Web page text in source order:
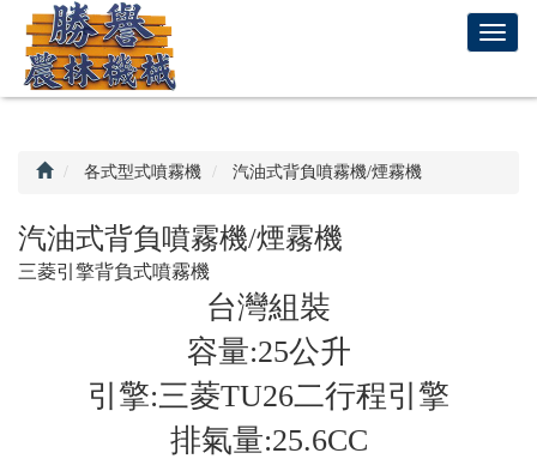
T
回
首
頁
各式型式噴霧機 汽油式背負噴霧機/煙霧機
汽油式背負噴霧機/煙霧機
三菱引擎背負式噴霧機
台灣組裝
容量:25公升
引擎:三菱TU26二行程引擎
排氣量:25.6CC